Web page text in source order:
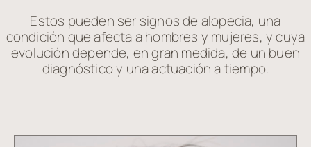
Estos pueden ser signos de alopecia, una
condición que afecta a hombres y mujeres, y cuya
evolución depende, en gran medida, de un buen
diagnóstico y una actuación a tiempo.